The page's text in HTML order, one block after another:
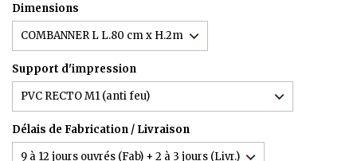
Dimensions
Support d'impression
Délais de Fabrication / Livraison